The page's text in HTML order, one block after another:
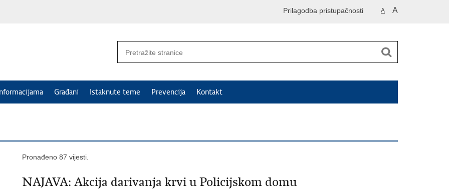
A A
Prilagodba pristupačnosti
Građani Istaknute teme Prevencija Kontakt
Pronađeno 87 vijesti.
NAJAVA: Akcija darivanja krvi u Policijskom domu